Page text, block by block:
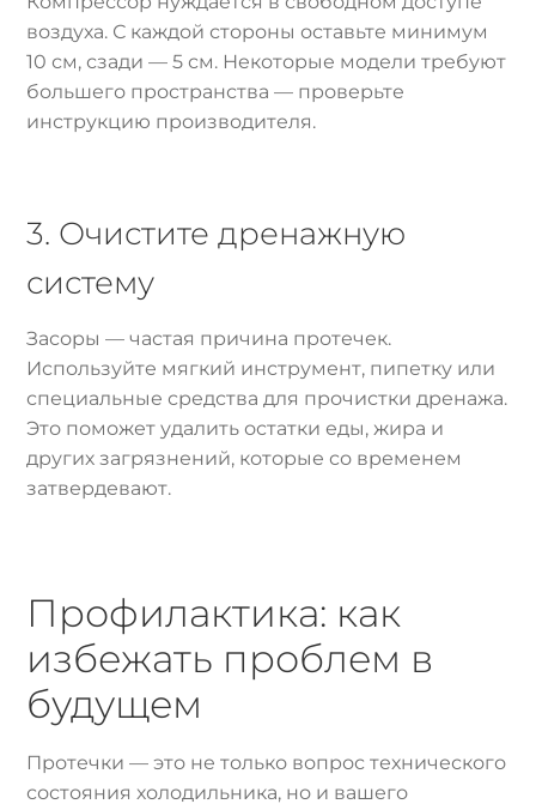
воздуха. С каждой стороны оставьте минимум
10 см, сзади — 5 см. Некоторые модели требуют
большего пространства — проверьте
инструкцию производителя.
3. Очистите дренажную
систему
Засоры — частая причина протечек.
Используйте мягкий инструмент, пипетку или
специальные средства для прочистки дренажа.
Это поможет удалить остатки еды, жира и
других загрязнений, которые со временем
затвердевают.
Профилактика: как
избежать проблем в
будущем
Протечки — это не только вопрос технического
состояния холодильника, но и вашего